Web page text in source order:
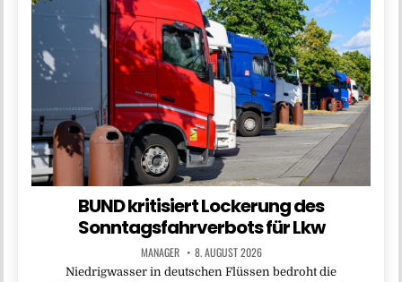
BUND kritisiert Lockerung des
Sonntagsfahrverbots für Lkw
MANAGER 8. AUGUST 2026
Niedrigwasser in deutschen Flüssen bedroht die